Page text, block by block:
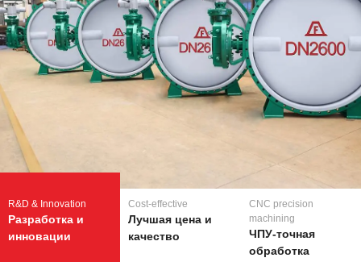
R&D & Innovation
Разработка и
инновации
Cost-effective
Лучшая цена и
качество
CNC precision
machining
ЧПУ-точная
обработка